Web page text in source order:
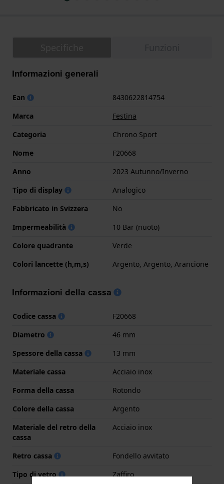
Informazioni generali
Ean
8430622814754
Marca
Festina
Categoria
Chrono Sport
Nome
F20668
Anno
2023 Autunno/Inverno
Tipo di display
Analogico
Fabbricato in Svizzera
No
Impermeabilità
10 Bar (nuoto)
Colore quadrante
Verde
Colori lancette (h,m,s)
Argento, Argento, Arancione
Informazioni della cassa
Codice cassa
F20668
Diametro
46 mm
Spessore della cassa
13 mm
Materiale cassa
Acciaio inox
Forma della cassa
Rotondo
Colore della cassa
Argento
Materiale del retro della
cassa
Acciaio inox
Retro cassa
Fondello avvitato
Tipo di vetro
Zaffiro